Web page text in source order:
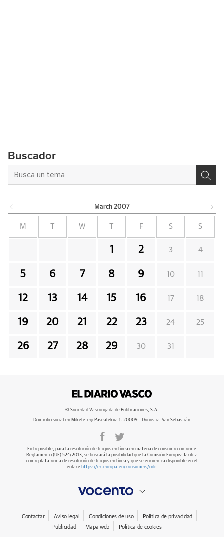
Buscador
March 2007
M W F S S
1 2 3 4
5 6 7 8 9 10 11
12 13 14 15 16 17 18
19 20 21 22 23 24 25
26 27 28 29 30 31
© Sociedad Vascongada de Publicaciones, S.A.
Domicilio social en Mikeletegi Pasealekua 1. 20009 - Donostia-San Sebastián
En lo posible, para la resolución de litigios en línea en materia de consumo conforme
Reglamento (UE) 524/2013, se buscará la posibilidad que la Comisión Europea facilita
como plataforma de resolución de litigios en línea y que se encuentra disponible en el
enlace https://ec.europa.eu/consumers/odr.
Contactar Aviso legal Condiciones de uso
Política de privacidad
Publicidad
Mapa web Política de cookies